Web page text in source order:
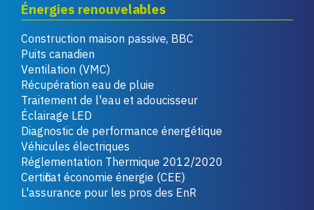
Énergies renouvelables
Construction maison passive, BBC
Puits canadien
Ventilation (VMC)
Récupération eau de pluie
Traitement de l'eau et adoucisseur
Éclairage LED
Diagnostic de performance énergétique
Véhicules électriques
Réglementation Thermique 2012/2020
Certificat économie énergie (CEE)
L'assurance pour les pros des EnR